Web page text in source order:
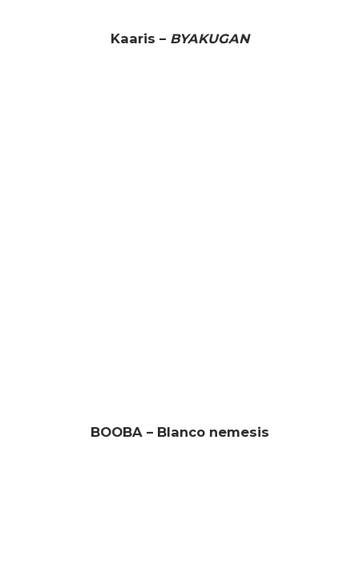
Kaaris – BYAKUGAN
BOOBA – Blanco nemesis